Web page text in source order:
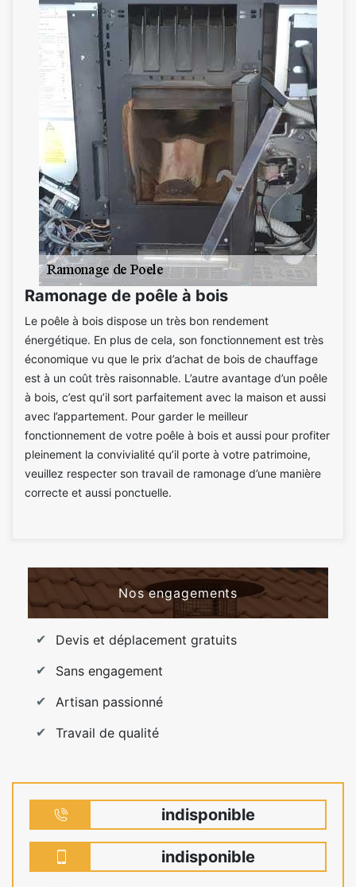
Ramonage de poêle à bois
Le poêle à bois dispose un très bon rendement
énergétique. En plus de cela, son fonctionnement est très
économique vu que le prix d’achat de bois de chauffage
est à un coût très raisonnable. L’autre avantage d’un poêle
à bois, c’est qu’il sort parfaitement avec la maison et aussi
avec l’appartement. Pour garder le meilleur
fonctionnement de votre poêle à bois et aussi pour profiter
pleinement la convivialité qu’il porte à votre patrimoine,
veuillez respecter son travail de ramonage d’une manière
correcte et aussi ponctuelle.
Nos engagements
Devis et déplacement gratuits
Sans engagement
Artisan passionné
Travail de qualité
indisponible
indisponible